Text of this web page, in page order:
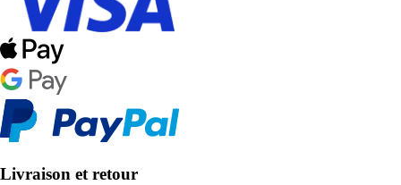
Livraison et retour